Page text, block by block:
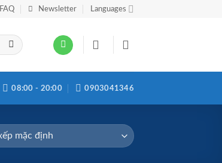
FAQ Newsletter Languages
08:00 - 20:00 0903041346